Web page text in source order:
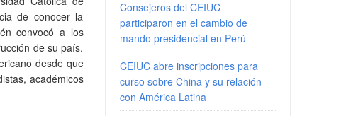
de conocer la
convocó a los
de su país.
desde que
académicos
Consejeros del CEIUC
participaron en el cambio de
mando presidencial en Perú
CEIUC abre inscripciones para
curso sobre China y su relación
con América Latina